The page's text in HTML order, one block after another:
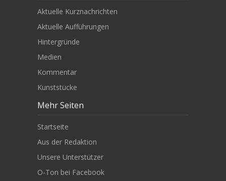
Aktuelle Kurznachrichten
Aktuelle Aufführungen
Hintergründe
Medien
Kommentar
Kunststücke
Mehr Seiten
Startseite
Aus der Redaktion
Unsere Unterstützer
O-Ton bei Facebook